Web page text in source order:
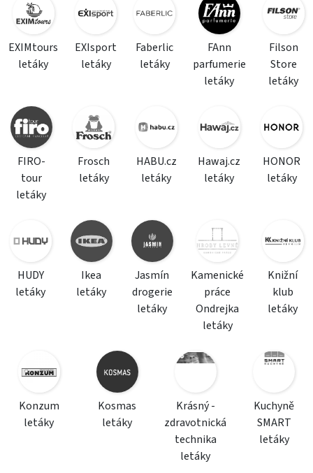
EXIMtours
letáky
EXIsport
letáky
Faberlic
letáky
FAnn
parfumerie
letáky
Filson
Store
letáky
FIRO-
tour
letáky
Frosch
letáky
HABU.cz
letáky
Hawaj.cz
letáky
HONOR
letáky
HUDY
letáky
Ikea
letáky
Jasmín
drogerie
letáky
Kamenické
práce
Ondrejka
letáky
Knižní
klub
letáky
Konzum
letáky
Kosmas
letáky
Krásný -
zdravotnická
technika
letáky
Kuchyně
SMART
letáky